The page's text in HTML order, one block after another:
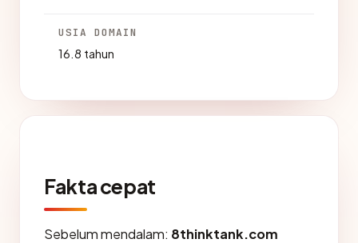
USIA DOMAIN
16.8 tahun
Fakta cepat
Sebelum mendalam: 8thinktank.com